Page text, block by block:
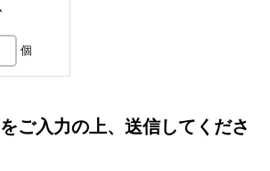
個
ご入力の上、送信してくださ